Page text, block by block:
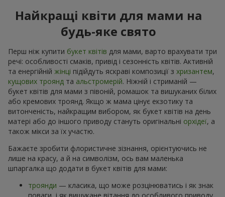
Найкращі квіти для мами на
будь-яке свято
Перш ніж купити букет квітів для мами, варто врахувати три
речі: особливості смаків, привід і сезонність квітів. Активній
та енергійній жінці підійдуть яскраві композиції з хризантем,
кущових троянд та альстромерій. Ніжній і стриманій —
букет квітів для мами з півоній, ромашок та вишуканих білих
або кремових троянд. Якщо ж мама цінує екзотику та
витонченість, найкращим вибором, як букет квітів на день
матері або до іншого приводу стануть оригінальні орхідеї, а
також мікси за їх участю.
Бажаєте зробити флористичне зізнання, орієнтуючись не
лише на красу, а й на символізм, ось вам маленька
шпаргалка що додати в букет квітів для мами:
троянди — класика, що може розцінюватись і як знак
поваги, і як вишукане вітання до особливого приводу,